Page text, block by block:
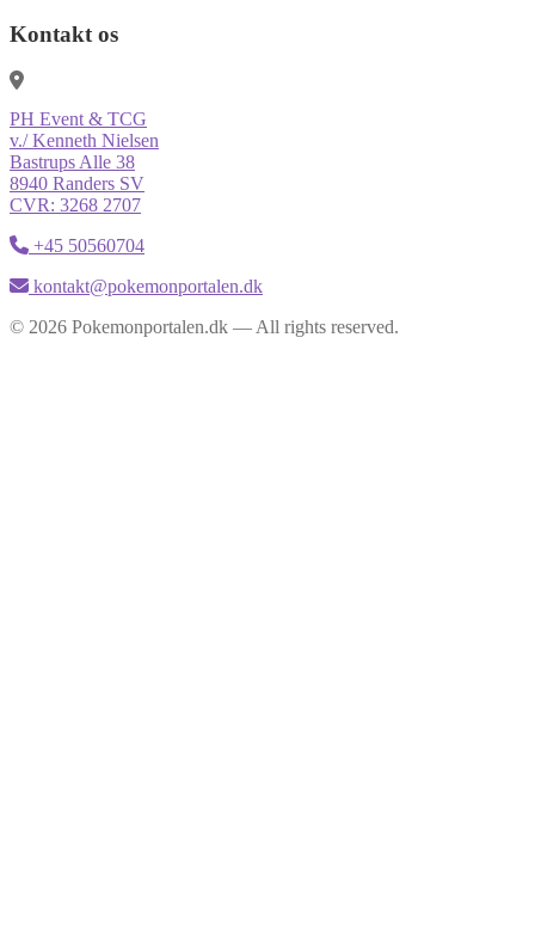
Kontakt os
PH Event & TCG
v./ Kenneth Nielsen
Bastrups Alle 38
8940 Randers SV
CVR: 3268 2707
+45 50560704
kontakt@pokemonportalen.dk
© 2026 Pokemonportalen.dk — All rights reserved.